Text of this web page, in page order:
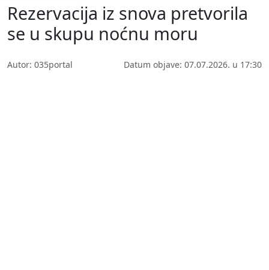
Rezervacija iz snova pretvorila
se u skupu noćnu moru
Autor: 035portal Datum objave: 07.07.2026. u 17:30